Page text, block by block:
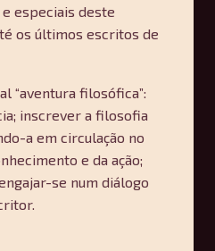
especiais deste
os últimos escritos de
“aventura filosófica”:
inscrever a filosofia
a em circulação no
e da ação;
se num diálogo